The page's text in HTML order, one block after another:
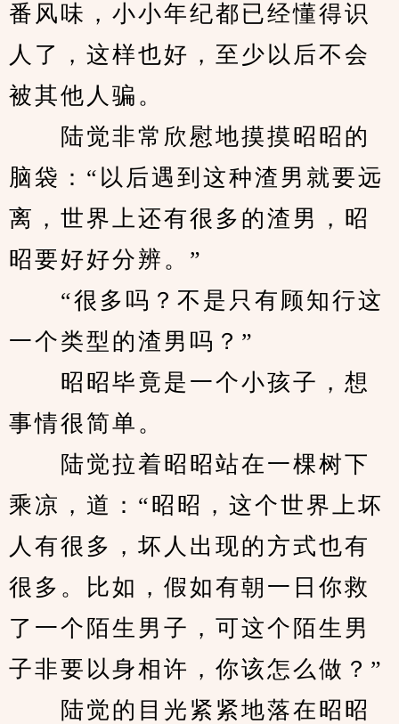
番风味，小小年纪都已经懂得识
人了，这样也好，至少以后不会
被其他人骗。
陆觉非常欣慰地摸摸昭昭的
脑袋：“以后遇到这种渣男就要远
离，世界上还有很多的渣男，昭
昭要好好分辨。”
“很多吗？不是只有顾知行这
一个类型的渣男吗？”
昭昭毕竟是一个小孩子，想
事情很简单。
陆觉拉着昭昭站在一棵树下
乘凉，道：“昭昭，这个世界上坏
人有很多，坏人出现的方式也有
很多。比如，假如有朝一日你救
了一个陌生男子，可这个陌生男
子非要以身相许，你该怎么做？”
陆觉的目光紧紧地落在昭昭